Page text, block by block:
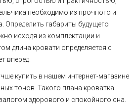
необходимо из прочного и
Определить габариты будущего
исходя из комплектации и
длина кровати определяется с
вперед.
купить в нашем интернет-магазине
тонов. Такого плана кроватка
здорового и спокойного сна.